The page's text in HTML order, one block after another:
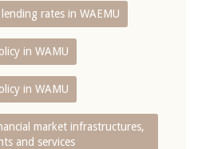
rates in WAEMU
in WAMU
in WAMU
market infrastructures,
and services